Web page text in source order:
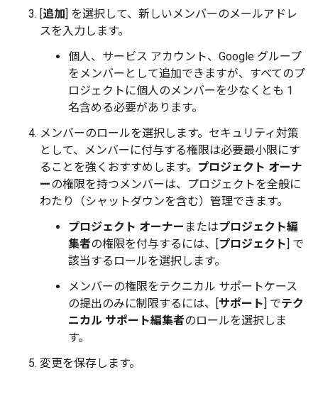
[追加] を選択して、新しいメンバーのメールアドレ
スを入力します。
個人、サービス アカウント、Google グループ
をメンバーとして追加できますが、すべてのプ
ロジェクトに個人のメンバーを少なくとも 1
名含める必要があります。
メンバーのロールを選択します。セキュリティ対策
として、メンバーに付与する権限は必要最小限にす
ることを強くおすすめします。 プロジェクト オーナ
ーの権限を持つメンバーは、プロジェクトを全般に
わたり（シャットダウンを含む）管理できます。
プロジェクト オーナー またはプロジェクト編
集者の権限を付与するには、[プロジェクト] で
該当するロールを選択します。
メンバーの権限をテクニカル サポートケース
の提出のみに制限するには、[サポート] でテク
ニカル サポート編集者のロールを選択しま
す。
変更を保存します。